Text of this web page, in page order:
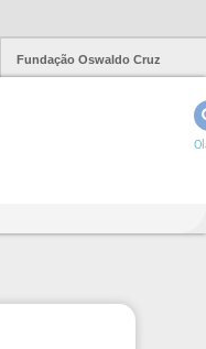
Fundação Oswaldo Cruz